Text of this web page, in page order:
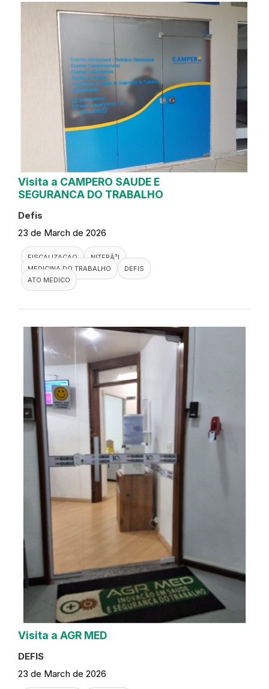
Visita a CAMPERO SAUDE E
SEGURANCA DO TRABALHO
Defis
23 de March de 2026
FISCALIZACAO
NITERÃ³I
MEDICINA DO TRABALHO
DEFIS
ATO MEDICO
Visita a AGR MED
DEFIS
23 de March de 2026